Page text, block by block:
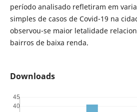
período analisado refletiram em
simples de casos de Covid-19 na
observou-se maior letalidade
bairros de baixa renda.
Downloads